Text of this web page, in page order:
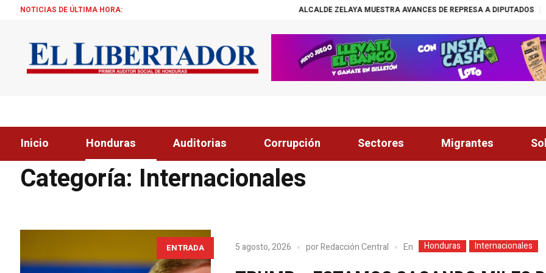
NOTICIAS DE ÚLTIMA HORA: ALCALDE ZELAYA MUESTRA AVANCES DE REPRESA A DIPUTADOS ¡ÉXITO! BECAS
Inicio Honduras Auditorias Corrupción Sectores Migrantes
Categoría: Internacionales
ENTRADA 5 agosto, 2026 porRedacción Central En Honduras Internacionales